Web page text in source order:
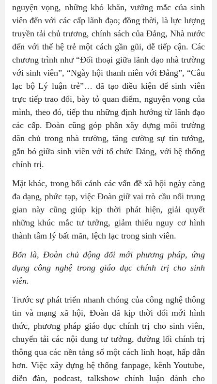
nguyện vọng, những khó khăn, vướng mắc của sinh
viên đến với các cấp lãnh đạo; đồng thời, là lực lượng
truyền tải chủ trương, chính sách của Đảng, Nhà nước
đến với thế hệ trẻ một cách gần gũi, dễ tiếp cận. Các
chương trình như “Đối thoại giữa lãnh đạo nhà trường
với sinh viên”, “Ngày hội thanh niên với Đảng”, “Câu
lạc bộ Lý luận trẻ”… đã tạo điều kiện để sinh viên
trực tiếp trao đổi, bày tỏ quan điểm, nguyện vọng của
mình, theo đó, tiếp thu những định hướng từ lãnh đạo
các cấp. Đoàn cũng góp phần xây dựng môi trường
dân chủ trong nhà trường, tăng cường sự tin tưởng,
gắn bó giữa sinh viên với tổ chức Đảng, với hệ thống
chính trị.
Mặt khác, trong bối cảnh các vấn đề xã hội ngày càng
đa dạng, phức tạp, việc Đoàn giữ vai trò cầu nối trung
gian này cũng giúp kịp thời phát hiện, giải quyết
những khúc mắc tư tưởng, giảm thiểu nguy cơ hình
thành tâm lý bất mãn, lệch lạc trong sinh viên.
Bốn là, Đoàn chủ động đổi mới phương pháp, ứng
dụng công nghệ trong giáo dục chính trị cho sinh
viên.
Trước sự phát triển nhanh chóng của công nghệ thông
tin và mạng xã hội, Đoàn đã kịp thời đổi mới hình
thức, phương pháp giáo dục chính trị cho sinh viên,
chuyển tải các nội dung tư tưởng, đường lối chính trị
thông qua các nền tảng số một cách linh hoạt, hấp dẫn
hơn. Việc xây dựng hệ thống fanpage, kênh Youtube,
diễn đàn, podcast, talkshow chính luận dành cho